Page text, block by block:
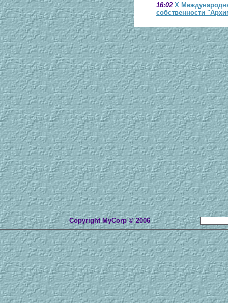
16:02 Х
собственности
Copyright MyCorp © 2006